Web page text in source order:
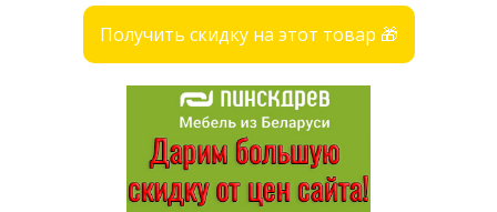
Получить скидку на этот товар 🎁